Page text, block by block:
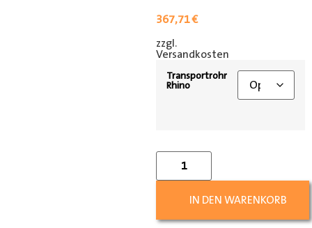
367,71€
zzgl.
Versandkosten
Transportrohr
Rhino
IN DEN WARENKORB